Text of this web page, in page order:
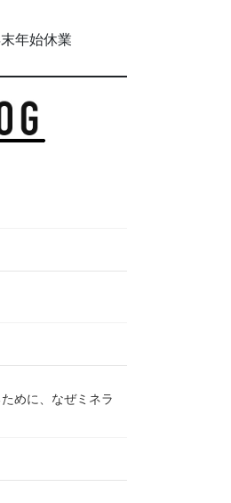
年始休業
めに、なぜミネラ